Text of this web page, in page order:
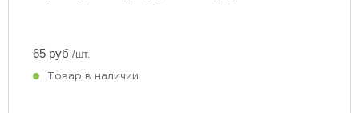
65 руб /шт.
Товар в наличии